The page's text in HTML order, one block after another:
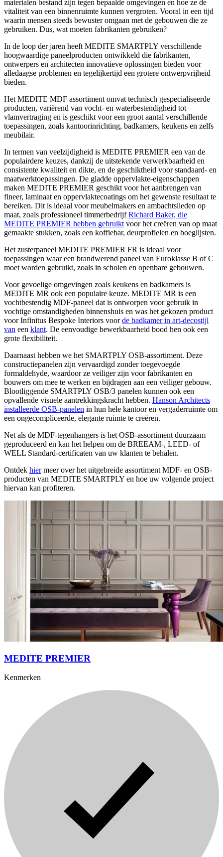
materialen bestand zijn tegen bepaalde omgevingen en hoe ze de
vitaliteit van een binnenruimte kunnen vergroten. Vooral in een tijd
waarin mensen steeds bewuster omgaan met de gebouwen die ze
gebruiken. Dus, wat moeten fabrikanten gebruiken?
In de loop der jaren heeft MEDITE SMARTPLY verschillende
hoogwaardige paneelproducten ontwikkeld die fabrikanten,
ontwerpers en architecten innovatieve oplossingen bieden voor
alledaagse problemen en tegelijkertijd een grotere ontwerpvrijheid
bieden.
Het MEDITE MDF assortiment omvat technisch gespecialiseerde
producten, variërend van vocht- en waterbestendigheid tot
vlamvertraging en is geschikt voor een groot aantal verschillende
toepassingen, zoals kantoorinrichting, badkamers, keukens en zelfs
meubilair.
In termen van veelzijdigheid is MEDITE PREMIER een van de
populairdere keuzes, dankzij de uitstekende verwerkbaarheid en
consistente kwaliteit en dikte, en de geschiktheid voor standaard- en
maatwerktoepassingen. De gladde oppervlakte-eigenschappen
maken MEDITE PREMIER geschikt voor het aanbrengen van
fineer, laminaat en oppervlaktecoatings om het gewenste resultaat te
bereiken. Dit is ideaal voor meubelmakers en ambachtslieden op
maat, zoals professioneel timmerbedrijfRichard Baker, die
MEDITE PREMIER hebben gebruikt voor het creëren van op maat
gemaakte stukken, zoals een koffiebar, deurprofielen en boeglijsten.
Het zusterpaneel MEDITE PREMIER FR is ideaal voor
toepassingen waar een brandwerend paneel van Euroklasse B of C
moet worden gebruikt, zoals in scholen en openbare gebouwen.
Voor gevoelige omgevingen zoals keukens en badkamers is
MEDITE MR ook een populaire keuze. MEDITE MR is een
vochtbestendig MDF-paneel dat is ontworpen voor gebruik in
vochtige omstandigheden binnenshuis en was het gekozen product
voor Infinitus Bespoke Interiors voorde badkamer in art-decostijl
van een klant. De eenvoudige bewerkbaarheid bood hen ook een
grote flexibiliteit.
Daarnaast hebben we het SMARTPLY OSB-assortiment. Deze
constructiepanelen zijn vervaardigd zonder toegevoegde
formaldehyde, waardoor ze veiliger zijn voor fabrikanten en
bouwers om mee te werken en bijdragen aan een veiliger gebouw.
Blootliggende SMARTPLY OSB/3 panelen kunnen ook een
opvallende visuele aantrekkingskracht hebben. Hanson Architects
installeerde OSB-panelen in hun hele kantoor en vergaderruimte om
een ongecompliceerde, elegante ruimte te creëren.
Net als de MDF-tegenhangers is het OSB-assortiment duurzaam
geproduceerd en kan het helpen om de BREEAM-, LEED- of
WELL Standard-certificaten van uw klanten te behalen.
Ontdek hiermeer over het uitgebreide assortiment MDF- en OSB-
producten van MEDITE SMARTPLY en hoe uw volgende project
hiervan kan profiteren.
MEDITE PREMIER
Kenmerken